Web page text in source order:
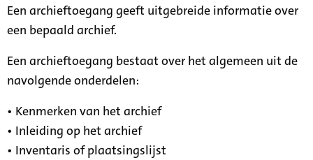
Een archieftoegang geeft uitgebreide informatie over
een bepaald archief.
Een archieftoegang bestaat over het algemeen uit de
navolgende onderdelen:
• Kenmerken van het archief
• Inleiding op het archief
• Inventaris of plaatsingslijst